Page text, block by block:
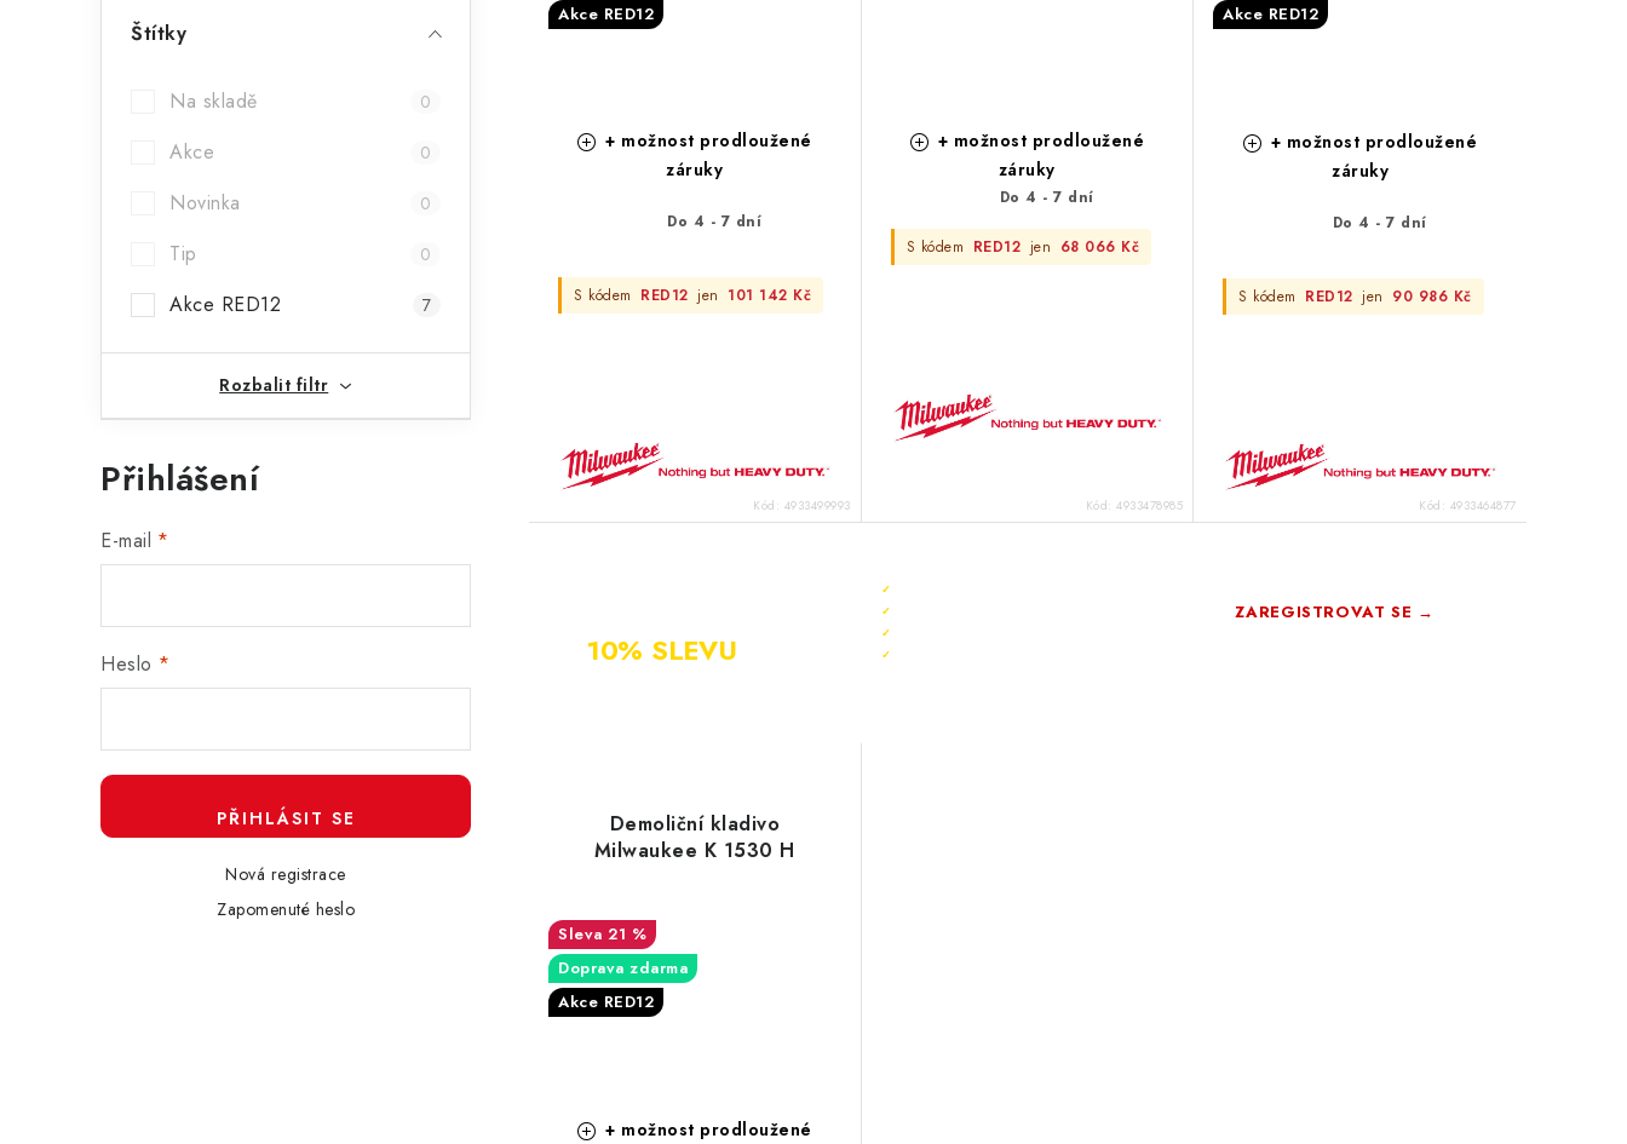
Štítky
Na skladě 0
Akce 0
Novinka 0
Tip 0
Akce RED12 7
Rozbalit filtr
Přihlášení
E-mail
Heslo
PŘIHLÁSIT SE
Nová registrace
Zapomenuté heslo
Akce RED12
+ možnost prodloužené
záruky
Do 4 - 7 dní
S kódem RED12 jen 101 142 Kč
Kód: 4933499993
+ možnost prodloužené
záruky
Do 4 - 7 dní
S kódem RED12 jen 68 066 Kč
Kód:4933478985
Akce RED12
+ možnost prodloužené
záruky
Do 4 - 7 dní
S kódem RED12 jen 90 986 Kč
Kód: 4933464877
10% SLEVU
✓
✓
✓
✓
ZAREGISTROVAT SE →
Demoliční kladivo
Milwaukee K 1530 H
21 %
Doprava zdarma
Akce RED12
+ možnost prodloužené